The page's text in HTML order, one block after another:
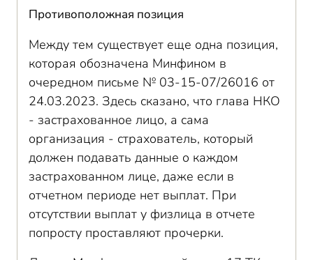
Противоположная позиция
Между тем существует еще одна позиция,
которая обозначена Минфином в
очередном письме № 03-15-07/26016 от
24.03.2023. Здесь сказано, что глава НКО
- застрахованное лицо, а сама
организация - страхователь, который
должен подавать данные о каждом
застрахованном лице, даже если в
отчетном периоде нет выплат. При
отсутствии выплат у физлица в отчете
попросту проставляют прочерки.